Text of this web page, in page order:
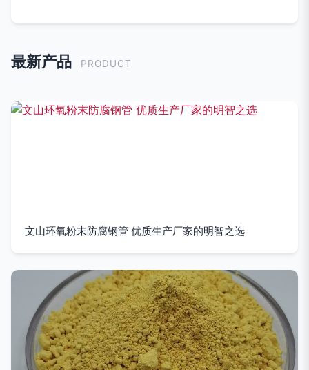
最新产品 PRODUCT
文山环氧粉末防腐钢管 优质生产厂家的明智之选